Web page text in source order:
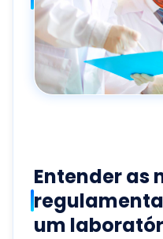
Entender as
um